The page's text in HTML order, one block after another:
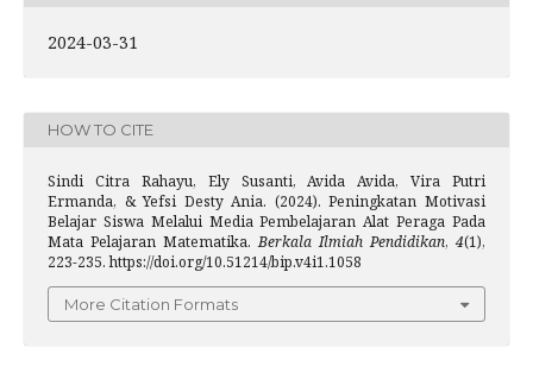
2024-03-31
HOW TO CITE
Sindi Citra Rahayu, Ely Susanti, Avida Avida, Vira Putri
Ermanda, & Yefsi Desty Ania. (2024). Peningkatan Motivasi
Belajar Siswa Melalui Media Pembelajaran Alat Peraga Pada
Mata Pelajaran Matematika.Berkala Ilmiah Pendidikan, 4(1),
223-235. https://doi.org/10.51214/bip.v4i1.1058
More Citation Formats